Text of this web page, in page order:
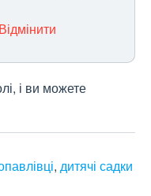
Відмінити
і ви можете
, дитячі садки